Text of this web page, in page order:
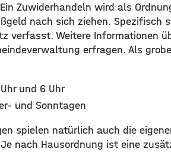
Zuwiderhandeln wird als
nach sich ziehen. Spezifisch
verfasst. Weitere Informationen
erfragen. Als
und 6 Uhr
und Sonntagen
spielen natürlich auch die
nach Hausordnung ist eine